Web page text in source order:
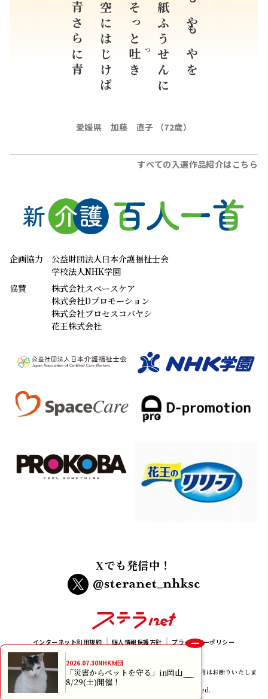
もやもやを
紙ふうせんに
そっと
吐 つ
き
空にはじけば
青さらに青
愛媛県 加藤 直子 （72歳）
すべての入選作品紹介はこちら
企画協力
公益財団法人日本介護福祉士会
学校法人NHK学園
協賛
株式会社スペースケア
株式会社Dプロモーション
株式会社プロセスコバヤシ
花王株式会社
Xでも発信中！
2026.07.30NHK財団
「災害からペットを守る」in岡山
8/29(土)開催！
インターネット利用規約 個人情報保護方針
プライバシーポリシー
本サイトに掲載されている画像、イラスト及び記事の無断転載、使用はお断りいたしま
copyright NHK Foundation All rights reserved.